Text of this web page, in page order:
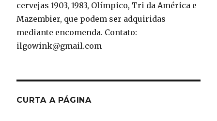
cervejas 1903, 1983, Olímpico, Tri da América e
Mazembier, que podem ser adquiridas
mediante encomenda. Contato:
ilgowink@gmail.com
CURTA A PÁGINA